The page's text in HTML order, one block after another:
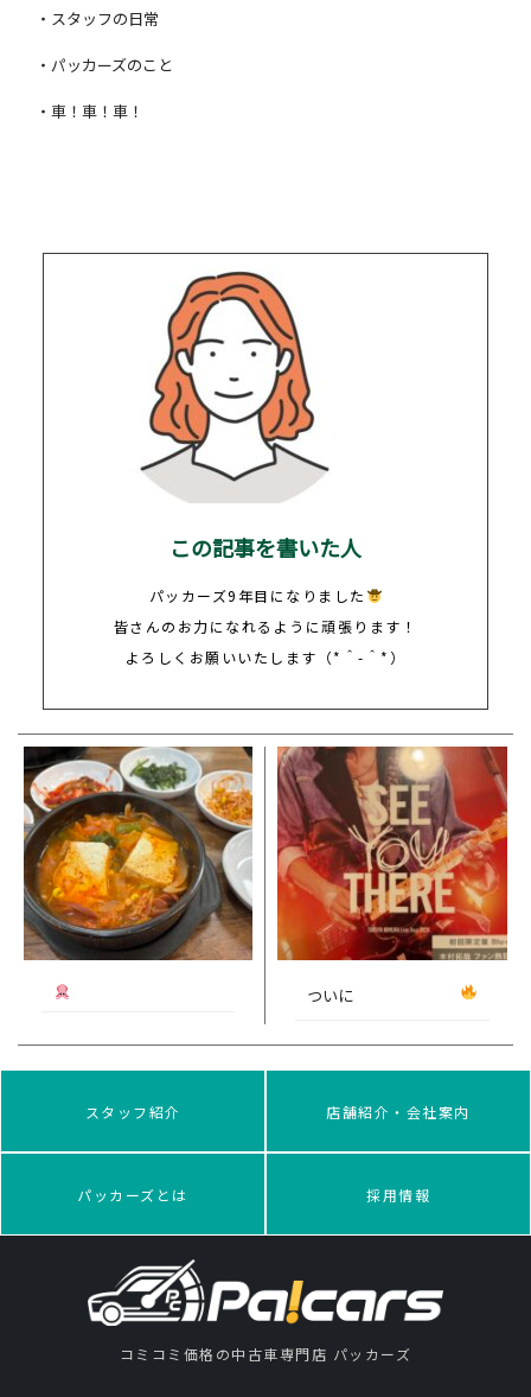
・スタッフの日常
・パッカーズのこと
・車！車！車！
この記事を書いた人
パッカーズ9年目になりました
皆さんのお力になれるように頑張ります！
よろしくお願いいたします（*＾-＾*）
ついに
スタッフ紹介 店舗紹介・会社案内
パッカーズとは 採用情報
コミコミ価格の中古車専門店 パッカーズ